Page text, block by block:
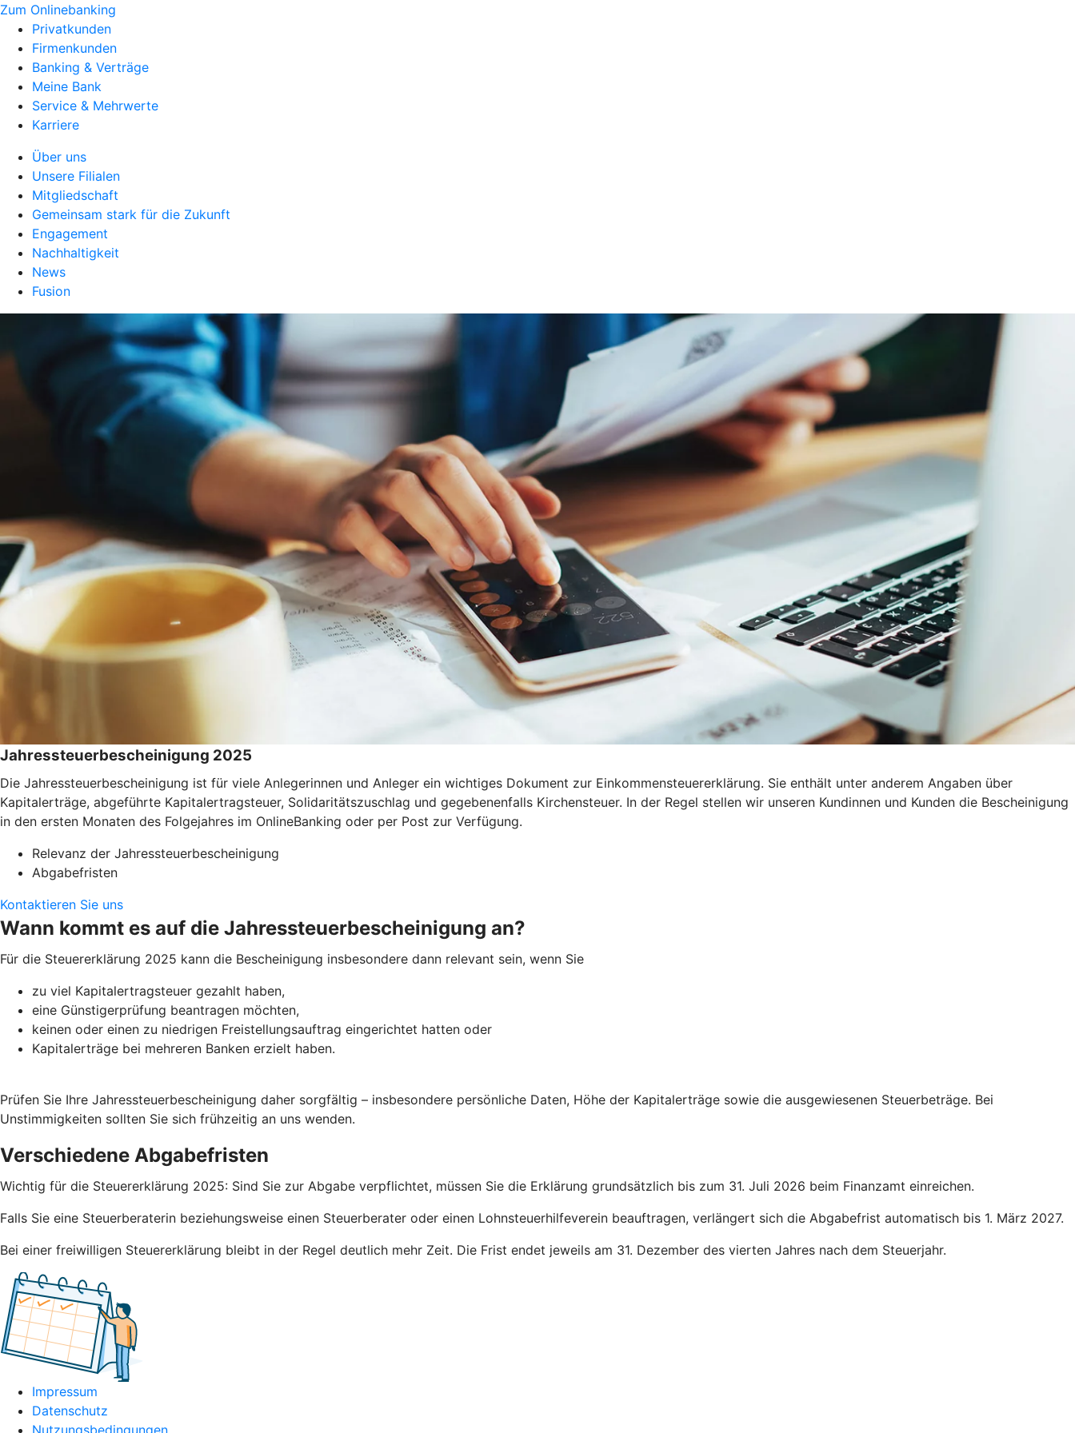
Zum Onlinebanking
Privatkunden
Firmenkunden
Banking & Verträge
Meine Bank
Service & Mehrwerte
Karriere
Über uns
Unsere Filialen
Mitgliedschaft
Gemeinsam stark für die Zukunft
Engagement
Nachhaltigkeit
News
Fusion
Jahressteuerbescheinigung 2025
Die Jahressteuerbescheinigung ist für viele Anlegerinnen und Anleger ein wichtiges Dokument zur Einkommensteuererklärung. Sie enthält unter anderem Angaben über
Kapitalerträge, abgeführte Kapitalertragsteuer, Solidaritätszuschlag und gegebenenfalls Kirchensteuer. In der Regel stellen wir unseren Kundinnen und Kunden die Bescheinigung
in den ersten Monaten des Folgejahres im OnlineBanking oder per Post zur Verfügung.
Relevanz der Jahressteuerbescheinigung
Abgabefristen
Kontaktieren Sie uns
Wann kommt es auf die Jahressteuerbescheinigung an?
Für die Steuererklärung 2025 kann die Bescheinigung insbesondere dann relevant sein, wenn Sie
zu viel Kapitalertragsteuer gezahlt haben,
eine Günstigerprüfung beantragen möchten,
keinen oder einen zu niedrigen Freistellungsauftrag eingerichtet hatten oder
Kapitalerträge bei mehreren Banken erzielt haben.
Prüfen Sie Ihre Jahressteuerbescheinigung daher sorgfältig – insbesondere persönliche Daten, Höhe der Kapitalerträge sowie die ausgewiesenen Steuerbeträge. Bei
Unstimmigkeiten sollten Sie sich frühzeitig an uns wenden.
Verschiedene Abgabefristen
Wichtig für die Steuererklärung 2025: Sind Sie zur Abgabe verpflichtet, müssen Sie die Erklärung grundsätzlich bis zum 31. Juli 2026 beim Finanzamt einreichen.
Falls Sie eine Steuerberaterin beziehungsweise einen Steuerberater oder einen Lohnsteuerhilfeverein beauftragen, verlängert sich die Abgabefrist automatisch bis 1. März 2027.
Bei einer freiwilligen Steuererklärung bleibt in der Regel deutlich mehr Zeit. Die Frist endet jeweils am 31. Dezember des vierten Jahres nach dem Steuerjahr.
Impressum
Datenschutz
Nutzungsbedingungen